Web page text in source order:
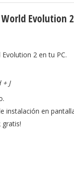
Evolution 2
2 en tu PC.
J
instalación en
gratis!